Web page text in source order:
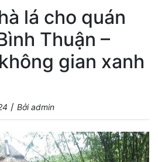
lá cho quán
Thuận –
gian xanh
/ Bởi admin